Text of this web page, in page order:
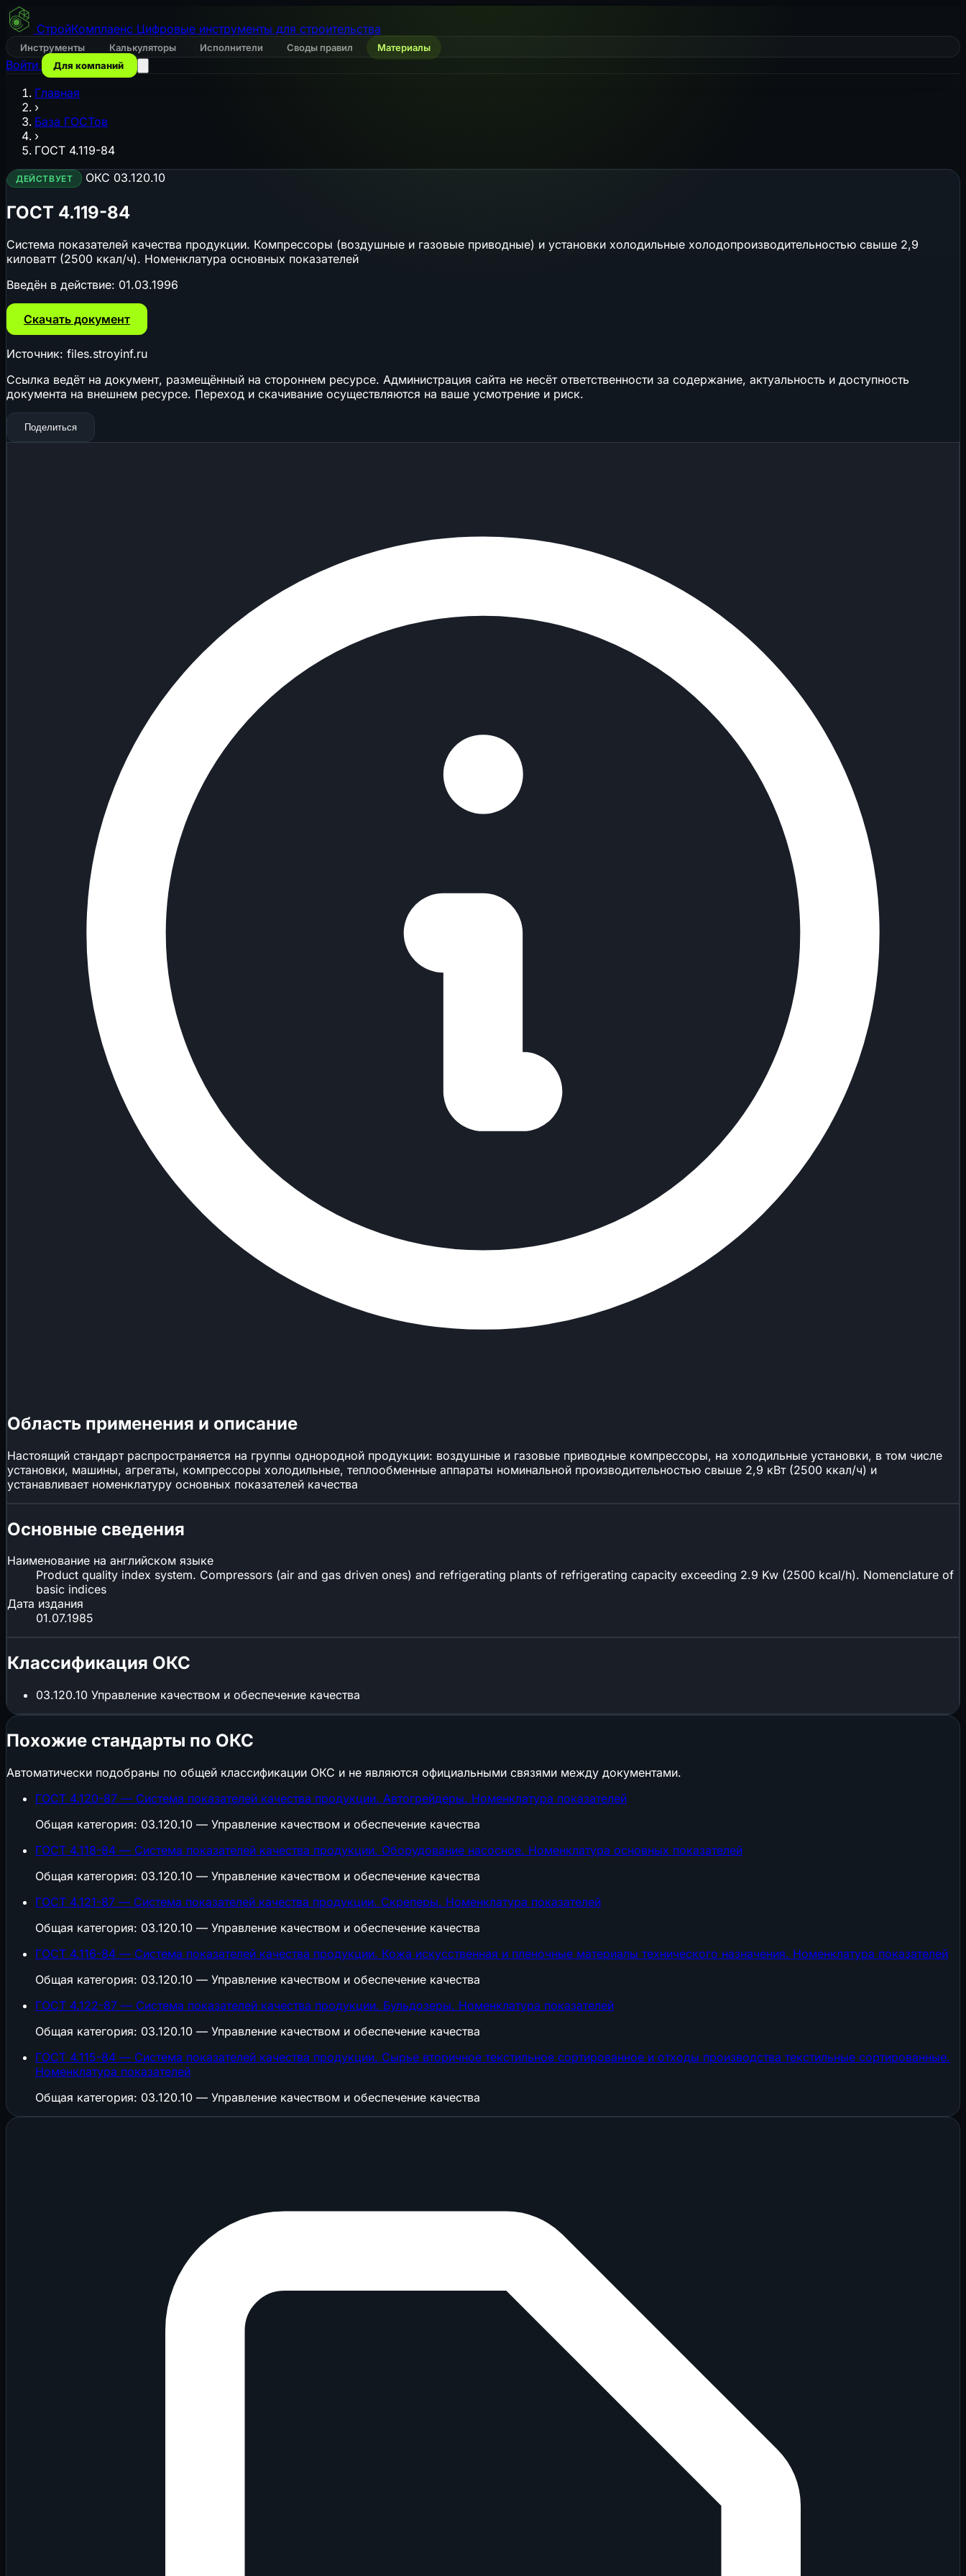
СтройКомплаенс Цифровые инструменты для строительства
Инструменты Калькуляторы Исполнители Своды правил Материалы
Войти Для компаний
Главная
›
База ГОСТов
›
ГОСТ 4.119-84
ДЕЙСТВУЕТ ОКС 03.120.10
ГОСТ 4.119-84
Система показателей качества продукции. Компрессоры (воздушные и газовые приводные) и установки холодильные холодопроизводительностью свыше 2,9
киловатт (2500 ккал/ч). Номенклатура основных показателей
Введён в действие: 01.03.1996
Скачать документ
Источник: files.stroyinf.ru
Ссылка ведёт на документ, размещённый на стороннем ресурсе. Администрация сайта не несёт ответственности за содержание, актуальность и доступность
документа на внешнем ресурсе. Переход и скачивание осуществляются на ваше усмотрение и риск.
Поделиться
Область применения и описание
Настоящий стандарт распространяется на группы однородной продукции: воздушные и газовые приводные компрессоры, на холодильные установки, в том числе
установки, машины, агрегаты, компрессоры холодильные, теплообменные аппараты номинальной производительностью свыше 2,9 кВт (2500 ккал/ч) и
устанавливает номенклатуру основных показателей качества
Основные сведения
Наименование на английском языке
Product quality index system. Compressors (air and gas driven ones) and refrigerating plants of refrigerating capacity exceeding 2.9 Kw (2500 kcal/h). Nomenclature of
basic indices
Дата издания
01.07.1985
Классификация ОКС
03.120.10 Управление качеством и обеспечение качества
Похожие стандарты по ОКС
Автоматически подобраны по общей классификации ОКС и не являются официальными связями между документами.
ГОСТ 4.120-87 — Система показателей качества продукции. Автогрейдеры. Номенклатура показателей
Общая категория: 03.120.10 — Управление качеством и обеспечение качества
ГОСТ 4.118-84 — Система показателей качества продукции. Оборудование насосное. Номенклатура основных показателей
Общая категория: 03.120.10 — Управление качеством и обеспечение качества
ГОСТ 4.121-87 — Система показателей качества продукции. Скреперы. Номенклатура показателей
Общая категория: 03.120.10 — Управление качеством и обеспечение качества
ГОСТ 4.116-84 — Система показателей качества продукции. Кожа искусственная и пленочные материалы технического назначения. Номенклатура показателей
Общая категория: 03.120.10 — Управление качеством и обеспечение качества
ГОСТ 4.122-87 — Система показателей качества продукции. Бульдозеры. Номенклатура показателей
Общая категория: 03.120.10 — Управление качеством и обеспечение качества
ГОСТ 4.115-84 — Система показателей качества продукции. Сырье вторичное текстильное сортированное и отходы производства текстильные сортированные.
Номенклатура показателей
Общая категория: 03.120.10 — Управление качеством и обеспечение качества